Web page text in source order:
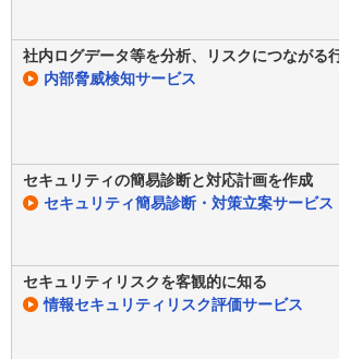
社内ログデータ等を分析、リスクにつながる行
内部脅威検知サービス
セキュリティの簡易診断と対応計画を作成
セキュリティ簡易診断・対策立案サービス
セキュリティリスクを客観的に知る
情報セキュリティリスク評価サービス